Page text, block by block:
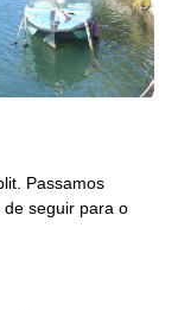
Passamos
seguir para o